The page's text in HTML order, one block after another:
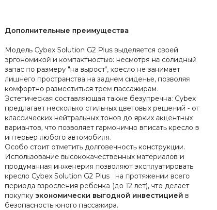
Дополнительные преимущества
Модель Cybex Solution G2 Plus выделяется своей
эргономикой и компактностью: несмотря на солидный
запас по размеру "на вырост", кресло не занимает
лишнего пространства на заднем сиденье, позволяя
комфортно разместиться трем пассажирам.
Эстетическая составляющая также безупречна: Cybex
предлагает несколько стильных цветовых решений - от
классических нейтральных тонов до ярких акцентных
вариантов, что позволяет гармонично вписать кресло в
интерьер любого автомобиля.
Особо стоит отметить долговечность конструкции.
Использование высококачественных материалов и
продуманная инженерия позволяют эксплуатировать
кресло Cybex Solution G2 Plus на протяжении всего
периода взросления ребенка (до 12 лет), что делает
покупку экономически выгодной инвестицией в
безопасность юного пассажира.